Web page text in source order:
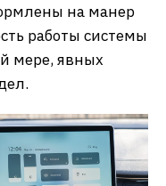
на манер
работы системы
мере, явных